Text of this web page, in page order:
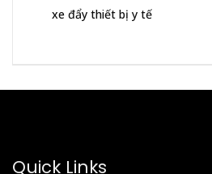
xe đẩy thiết bị y tế
Quick Links